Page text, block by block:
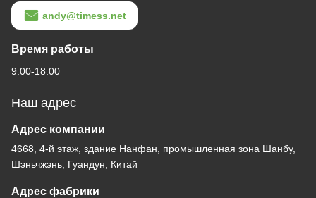
andy@timess.net
Время работы
9:00-18:00
Наш адрес
Адрес компании
4668, 4-й этаж, здание Нанфан, промышленная зона Шанбу,
Шэньчжэнь, Гуандун, Китай
Адрес фабрики